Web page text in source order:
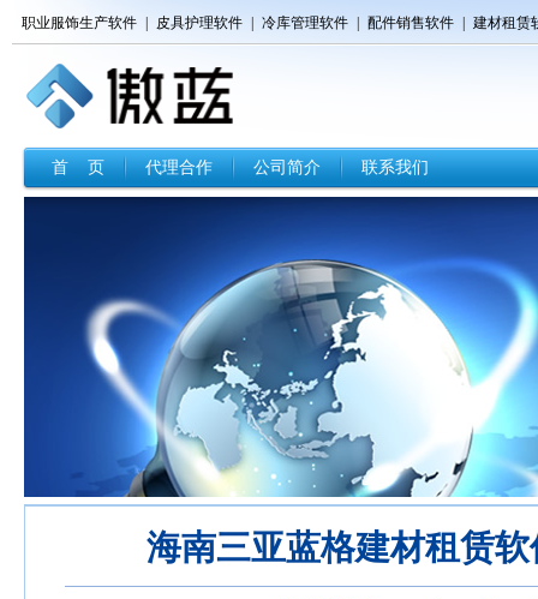
职业服饰生产软件 皮具护理软件 冷库管理软件 配件销售软件 建材租赁
首 页 代理合作 公司简介 联系我们
海南三亚蓝格建材租赁